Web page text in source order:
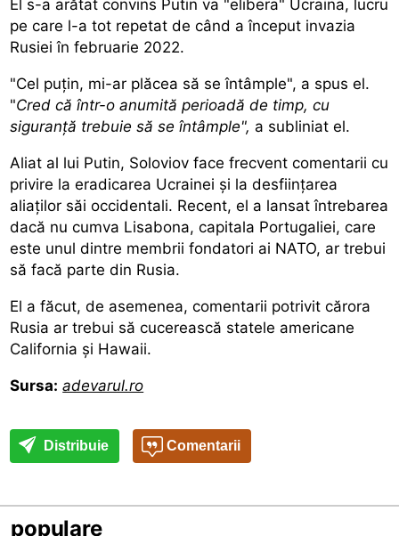
El s-a arătat convins Putin va "elibera" Ucraina, lucru
pe care l-a tot repetat de când a început invazia
Rusiei în februarie 2022.
"Cel puțin, mi-ar plăcea să se întâmple", a spus el.
"Cred că într-o anumită perioadă de timp, cu
siguranță trebuie să se întâmple", a subliniat el.
Aliat al lui Putin, Soloviov face frecvent comentarii cu
privire la eradicarea Ucrainei și la desființarea
aliaților săi occidentali. Recent, el a lansat întrebarea
dacă nu cumva Lisabona, capitala Portugaliei, care
este unul dintre membrii fondatori ai NATO, ar trebui
să facă parte din Rusia.
El a făcut, de asemenea, comentarii potrivit cărora
Rusia ar trebui să cucerească statele americane
California și Hawaii.
Sursa: adevarul.ro
Distribuie Comentarii
populare